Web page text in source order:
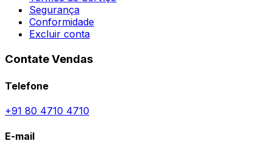
Segurança
Conformidade
Excluir conta
Contate Vendas
Telefone
+91 80 4710 4710
E-mail